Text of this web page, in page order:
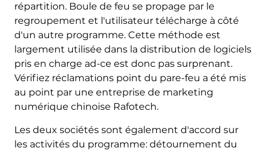
répartition. Boule de feu se propage par le
regroupement et l'utilisateur télécharge à côté
d'un autre programme. Cette méthode est
largement utilisée dans la distribution de logiciels
pris en charge ad-ce est donc pas surprenant.
Vérifiez réclamations point du pare-feu a été mis
au point par une entreprise de marketing
numérique chinoise Rafotech.
Les deux sociétés sont également d'accord sur
les activités du programme: détournement du